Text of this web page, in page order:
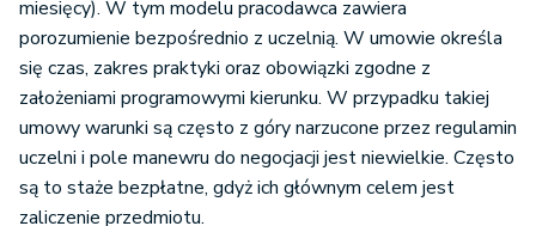
miesięcy). W tym modelu pracodawca zawiera
porozumienie bezpośrednio z uczelnią. W umowie określa
się czas, zakres praktyki oraz obowiązki zgodne z
założeniami programowymi kierunku. W przypadku takiej
umowy warunki są często z góry narzucone przez regulamin
uczelni i pole manewru do negocjacji jest niewielkie. Często
są to staże bezpłatne, gdyż ich głównym celem jest
zaliczenie przedmiotu.